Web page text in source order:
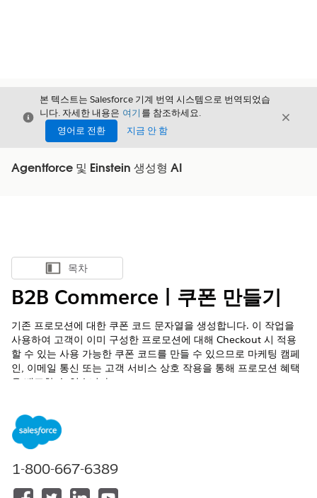
닫기
본 텍스트는 Salesforce 기계 번역 시스템으로 번역되었습
니다. 자세한 내용은 여기 를 참조하세요.
영어로 전환
지금 안 함
닫기
Agentforce 및 Einstein 생성형 AI
목차 표시
목차
B2B Commerce | 쿠폰 만들기
기존 프로모션에 대한 쿠폰 코드 문자열을 생성합니다. 이 작업을
사용하여 고객이 이미 구성한 프로모션에 대해 Checkout 시 적용
할 수 있는 사용 가능한 쿠폰 코드를 만들 수 있으므로 마케팅 캠페
인, 이메일 통신 또는 고객 서비스 상호 작용을 통해 프로모션 혜택
을 배포할 수 있습니다.
지원 제품: Lightning Experience
지원 제품:Enterprise,
Edition(Foundations 포함) 또는
Edition
1-800-667-6389